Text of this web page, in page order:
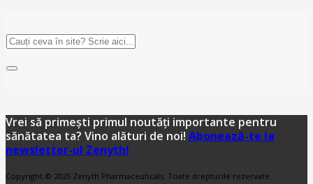
Vrei să primești primul noutăți importante pentru
sănătatea ta? Vino alături de noi! Abonează-te la
newsletter-ul Zenyth!
Copyright © 2025 Zenyth Pharmaceuticals. Toate drepturile rezervate.